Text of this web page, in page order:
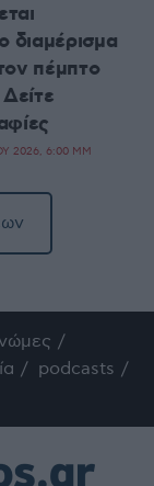
διαμέρισμα
πέμπτο
2026, 6:00 ΜΜ
podcasts